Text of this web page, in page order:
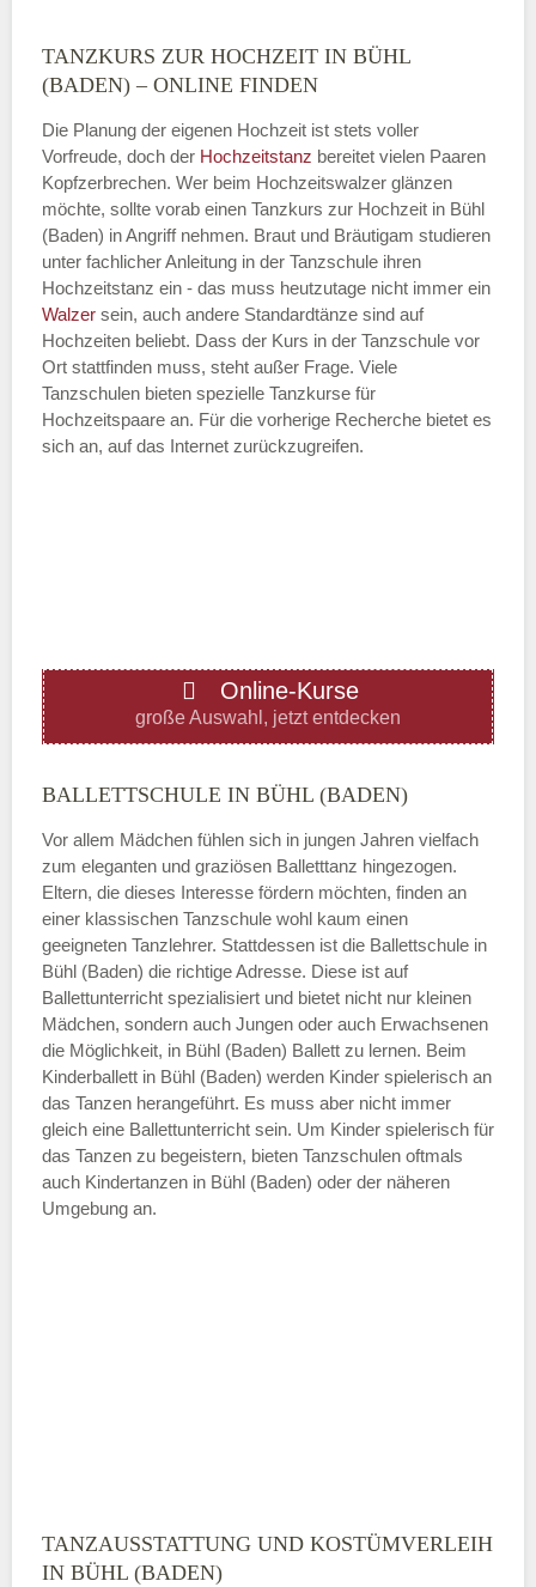
Montag
—
ÖFFNUNGSZEITEN HINZUFÜGEN
Dienstag
—
ÖFFNUNGSZEITEN HINZUFÜGEN
Donnerstag
—
ÖFFNUNGSZEITEN HINZUFÜGEN
Freitag
—
ÖFFNUNGSZEITEN HINZUFÜGEN
Samstag
TANZKURS ZUR HOCHZEIT IN BÜHL
(BADEN) – ONLINE FINDEN
Die Planung der eigenen Hochzeit ist stets voller
Vorfreude, doch der Hochzeitstanz bereitet vielen Paaren
Kopfzerbrechen. Wer beim Hochzeitswalzer glänzen
möchte, sollte vorab einen Tanzkurs zur Hochzeit in Bühl
(Baden) in Angriff nehmen. Braut und Bräutigam studieren
unter fachlicher Anleitung in der Tanzschule ihren
Hochzeitstanz ein - das muss heutzutage nicht immer ein
Walzer sein, auch andere Standardtänze sind auf
Hochzeiten beliebt. Dass der Kurs in der Tanzschule vor
Ort stattfinden muss, steht außer Frage. Viele
Tanzschulen bieten spezielle Tanzkurse für
Hochzeitspaare an. Für die vorherige Recherche bietet es
sich an, auf das Internet zurückzugreifen.
Online-Kurse
große Auswahl, jetzt entdecken
BALLETTSCHULE IN BÜHL (BADEN)
Vor allem Mädchen fühlen sich in jungen Jahren vielfach
zum eleganten und graziösen Balletttanz hingezogen.
Eltern, die dieses Interesse fördern möchten, finden an
einer klassischen Tanzschule wohl kaum einen
geeigneten Tanzlehrer. Stattdessen ist die Ballettschule in
Bühl (Baden) die richtige Adresse. Diese ist auf
Ballettunterricht spezialisiert und bietet nicht nur kleinen
Mädchen, sondern auch Jungen oder auch Erwachsenen
die Möglichkeit, in Bühl (Baden) Ballett zu lernen. Beim
Kinderballett in Bühl (Baden) werden Kinder spielerisch an
das Tanzen herangeführt. Es muss aber nicht immer
gleich eine Ballettunterricht sein. Um Kinder spielerisch für
das Tanzen zu begeistern, bieten Tanzschulen oftmals
auch Kindertanzen in Bühl (Baden) oder der näheren
Umgebung an.
TANZAUSSTATTUNG UND KOSTÜMVERLEIH
IN BÜHL (BADEN)